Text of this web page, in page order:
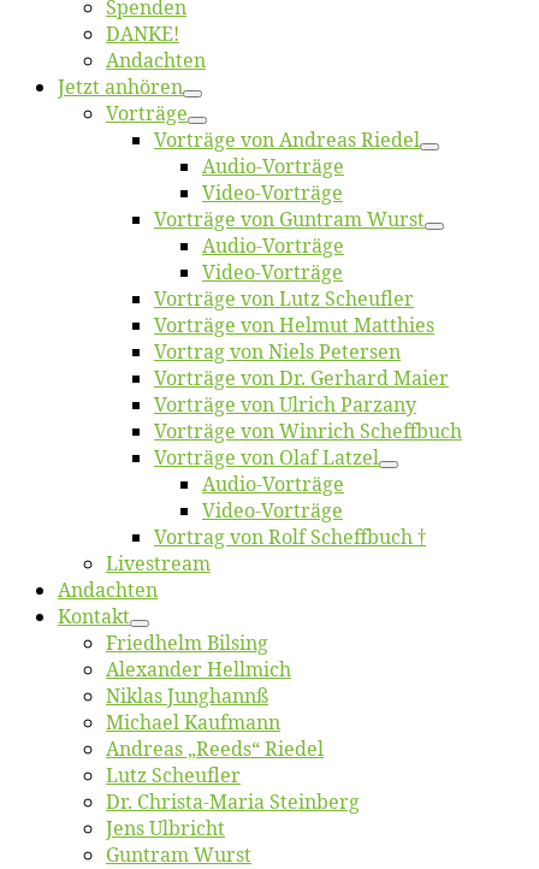
Spen­den
DANKE!
An­dach­ten
Jetzt an­hö­ren
Vor­trä­ge
Vor­trä­ge von An­dre­as Riedel
Au­dio-Vor­trä­ge
Vi­deo-Vor­trä­ge
Vor­trä­ge von Gun­tram Wurst
Au­dio-Vor­trä­ge
Vi­deo-Vor­trä­ge
Vor­trä­ge von Lutz Scheufler
Vor­trä­ge von Hel­mut Matthies
Vor­trag von Niels Petersen
Vor­trä­ge von Dr. Ger­hard Maier
Vor­trä­ge von Ul­rich Parzany
Vor­trä­ge von Win­rich Scheffbuch
Vor­trä­ge von Olaf Latzel
Au­dio-Vor­trä­ge
Vi­deo-Vor­trä­ge
Vor­trag von Rolf Scheffbuch †
Live­stream
An­dach­ten
Kon­takt
Fried­helm Bilsing
Alex­an­der Hellmich
Ni­klas Junghannß
Mi­cha­el Kaufmann
An­dre­as „Reeds“ Riedel
Lutz Scheuf­ler
Dr. Chris­­ta-Ma­ria Steinberg
Jens Ulb­richt
Gun­tram Wurst